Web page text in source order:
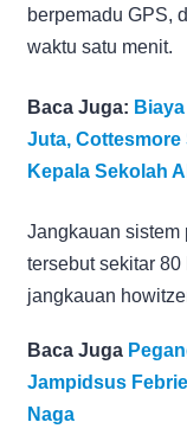
berpemadu GPS,
waktu satu menit.
Baca Juga:
Juta,
Kepala Sekolah
Jangkauan sistem
tersebut sekitar
jangkauan
Baca Juga
Jampidsus
Naga